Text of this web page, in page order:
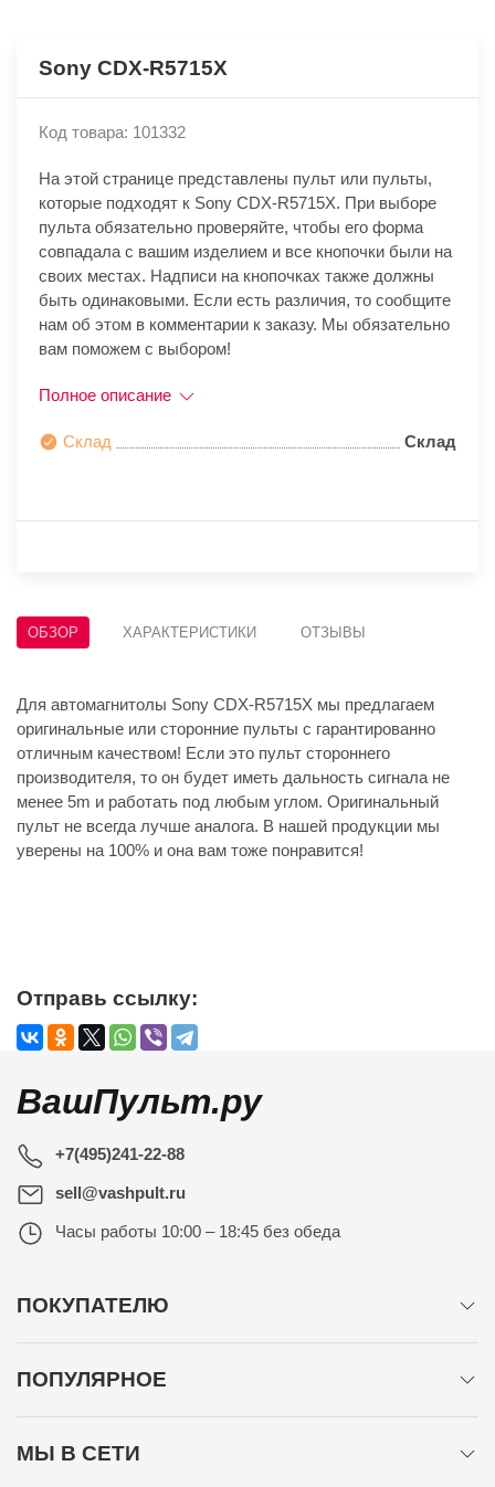
Sony CDX-R5715X
Код товара: 101332
На этой странице представлены пульт или пульты,
которые подходят к Sony CDX-R5715X. При выборе
пульта обязательно проверяйте, чтобы его форма
совпадала с вашим изделием и все кнопочки были на
своих местах. Надписи на кнопочках также должны
быть одинаковыми. Если есть различия, то сообщите
нам об этом в комментарии к заказу. Мы обязательно
вам поможем с выбором!
Полное описание
Склад Склад
ОБЗОР ХАРАКТЕРИСТИКИ ОТЗЫВЫ
Для автомагнитолы Sony CDX-R5715X мы предлагаем
оригинальные или сторонние пульты с гарантированно
отличным качеством! Если это пульт стороннего
производителя, то он будет иметь дальность сигнала не
менее 5m и работать под любым углом. Оригинальный
пульт не всегда лучше аналога. В нашей продукции мы
уверены на 100% и она вам тоже понравится!
Отправь ссылку:
ВашПульт.ру
+7(495)241-22-88
sell@vashpult.ru
Часы работы 10:00 – 18:45 без обеда
ПОКУПАТЕЛЮ
ПОПУЛЯРНОЕ
МЫ В СЕТИ